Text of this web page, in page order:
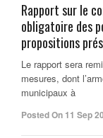
Rapport sur le
obligatoire des
propositions
Le rapport sera
mesures, dont
municipaux à
Posted On 11 Sep